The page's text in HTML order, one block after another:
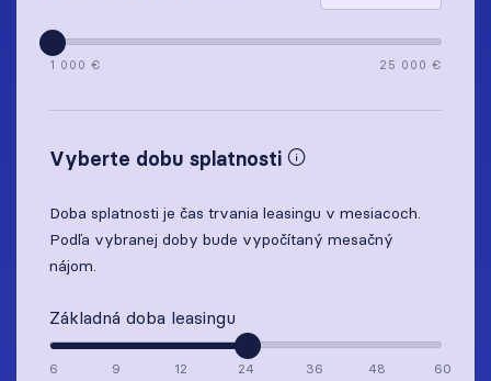
1 000 € 25 000 €
Vyberte dobu splatnosti
Doba splatnosti je čas trvania leasingu v mesiacoch.
Podľa vybranej doby bude vypočítaný mesačný
nájom.
Základná doba leasingu
6 9 12 24 36 48 60